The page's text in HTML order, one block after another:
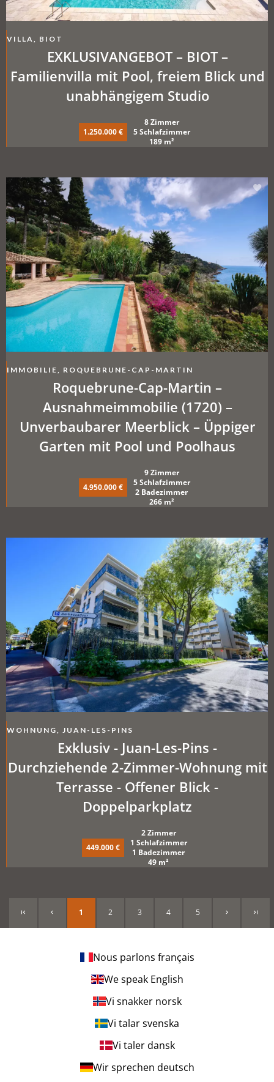
VILLA, BIOT
EXKLUSIVANGEBOT – BIOT –
Familienvilla mit Pool, freiem Blick und
unabhängigem Studio
1.250.000 €
8 Zimmer
5 Schlafzimmer
189 m²
IMMOBILIE, ROQUEBRUNE-CAP-MARTIN
Roquebrune-Cap-Martin –
Ausnahmeimmobilie (1720) –
Unverbaubarer Meerblick – Üppiger
Garten mit Pool und Poolhaus
4.950.000 €
9 Zimmer
5 Schlafzimmer
2 Badezimmer
266 m²
WOHNUNG, JUAN-LES-PINS
Exklusiv - Juan-Les-Pins -
Durchziehende 2-Zimmer-Wohnung mit
Terrasse - Offener Blick -
Doppelparkplatz
449.000 €
2 Zimmer
1 Schlafzimmer
1 Badezimmer
49 m²
1 2 3 4 5
Nous parlons français
We speak English
Vi snakker norsk
Vi talar svenska
Vi taler dansk
Wir sprechen deutsch